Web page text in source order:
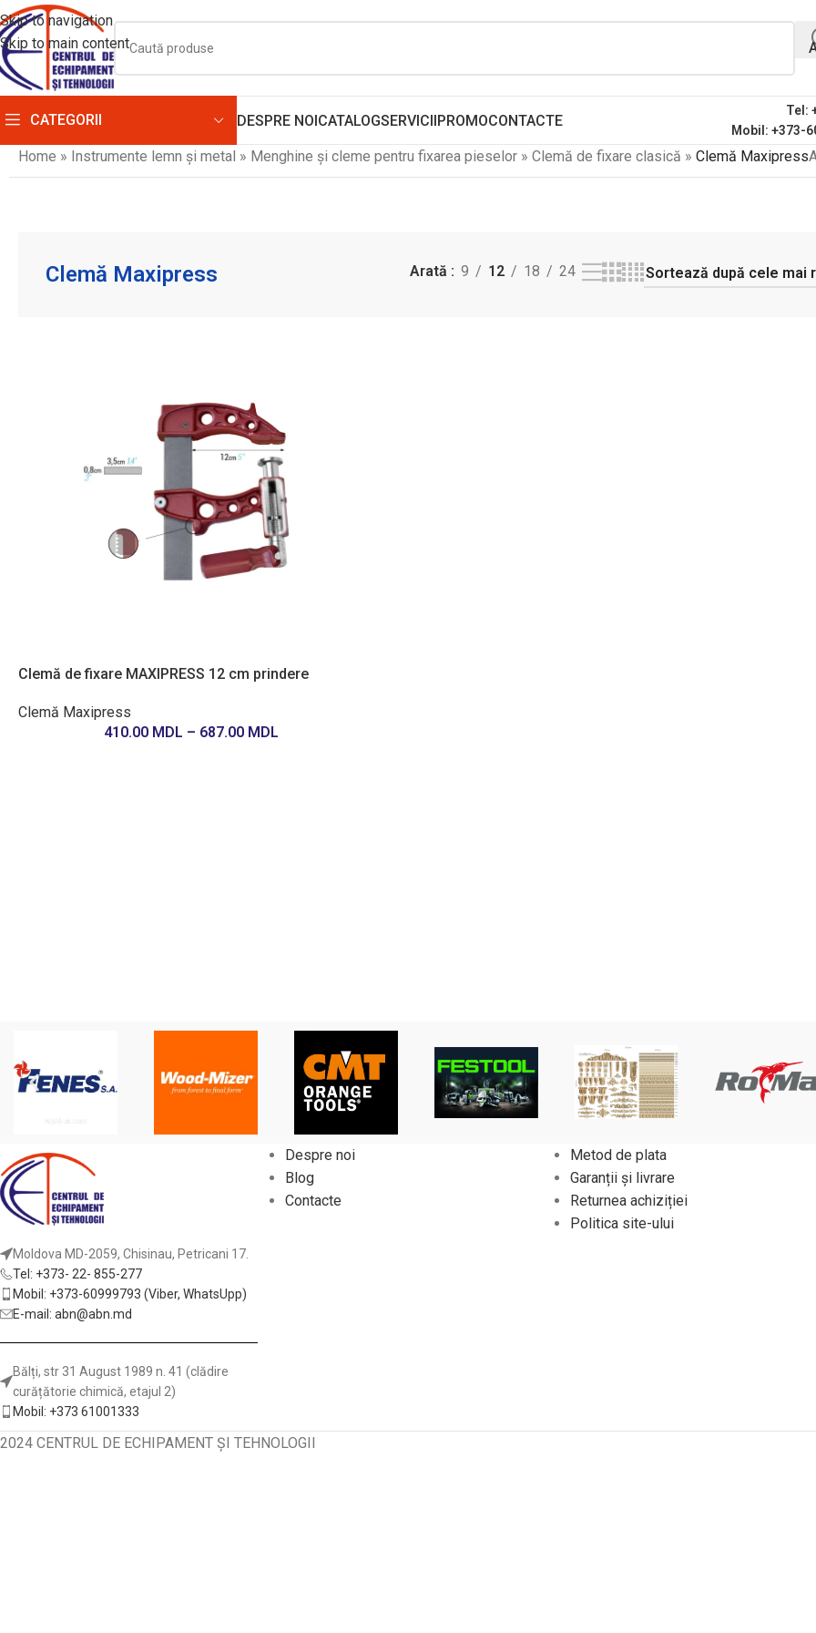
Skip to navigation
Skip to main content
CATEGORII DESPRE NOICATALOGSERVICIIPROMOCONTACTE
Tel:
Mobil: +373-
Home » Instrumente lemn și metal » Menghine și cleme pentru fixarea pieselor » Clemă de fixare clasică » Clemă Maxipress
Clemă Maxipress Arată 9 12 18 24
Clemă de fixare MAXIPRESS 12 cm prindere
Clemă Maxipress
410.00 MDL – 687.00 MDL
Moldova MD-2059, Chisinau, Petricani 17.
Tel: +373- 22- 855-277
Mobil: +373-60999793 (Viber, WhatsUpp)
E-mail: abn@abn.md
Bălți, str 31 August 1989 n. 41 (clădire
curățătorie chimică, etajul 2)
Mobil: +373 61001333
Despre noi
Blog
Contacte
Metod de plata
Garanții și livrare
Returnea achiziției
Politica site-ului
2024 CENTRUL DE ECHIPAMENT ȘI TEHNOLOGII